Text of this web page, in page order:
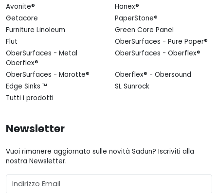
Avonite®
Hanex®
Getacore
PaperStone®
Furniture Linoleum
Green Core Panel
Flut
OberSurfaces - Pure Paper®
OberSurfaces - Metal
Oberflex®
OberSurfaces - Oberflex®
OberSurfaces - Marotte®
Oberflex® - Obersound
Edge Sinks ™
SL Sunrock
Tutti i prodotti
Newsletter
Vuoi rimanere aggiornato sulle novità Sadun? Iscriviti alla
nostra Newsletter.
Email